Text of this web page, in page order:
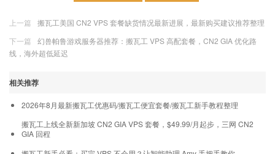
上一篇
搬瓦工美国 CN2 VPS 套餐缺货情况最新进展，最新购买建议推荐整理
下一篇
幻兽帕鲁游戏服务器推荐：搬瓦工 VPS 高配套餐，CN2 GIA 优化路
线，海外超低延迟
相关推荐
2026年8月最新搬瓦工优惠码/搬瓦工便宜套餐/搬瓦工新手教程整理
搬瓦工上线全新新加坡 CN2 GIA VPS 套餐，$49.99/月起步，三网 CN2
GIA 回程